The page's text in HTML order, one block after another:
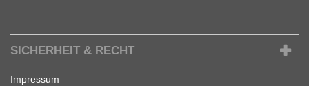
SICHERHEIT & RECHT
Impressum